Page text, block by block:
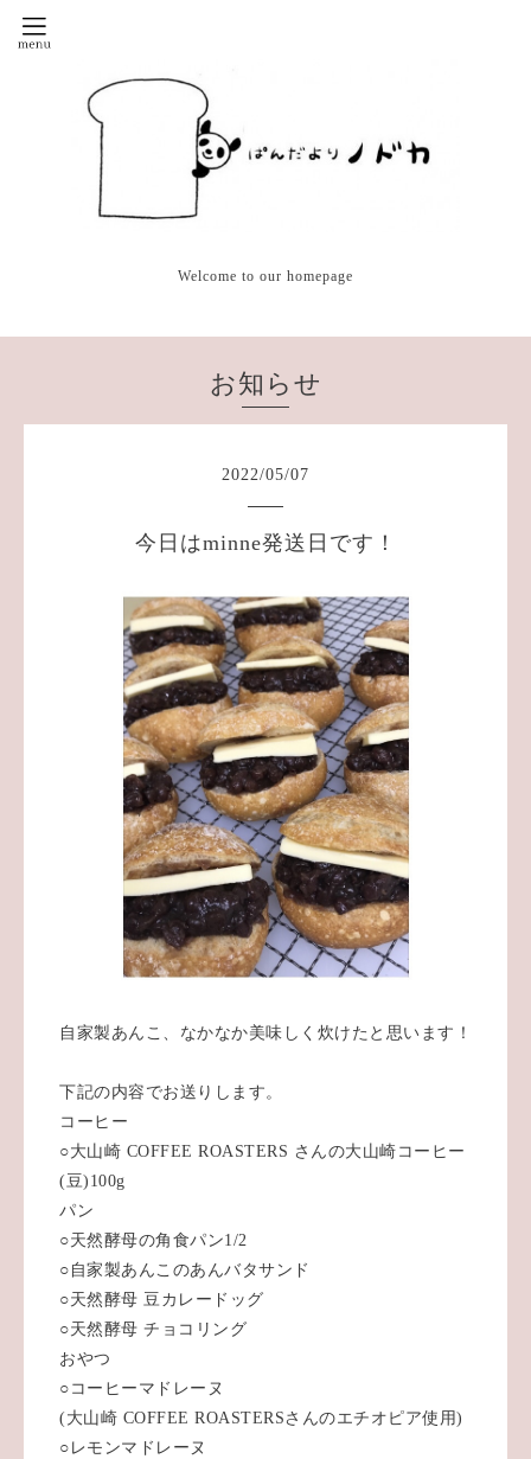
Welcome to our homepage
お知らせ
2022/05/07
今日はminne発送日です！
自家製あんこ、なかなか美味しく炊けたと思います！
下記の内容でお送りします。
コーヒー
○大山崎 COFFEE ROASTERS さんの大山崎コーヒー
(豆)100g
パン
○天然酵母の角食パン1/2
○自家製あんこのあんバタサンド
○天然酵母 豆カレードッグ
○天然酵母 チョコリング
おやつ
○コーヒーマドレーヌ
(大山崎 COFFEE ROASTERSさんのエチオピア使用)
○レモンマドレーヌ